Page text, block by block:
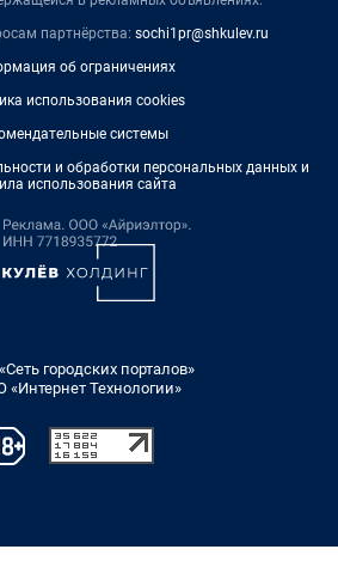
партнёрства: sochi1pr@shkulev.ru
об ограничениях
использования cookies
системы
и обработки персональных данных и
использования сайта
городских порталов»
Технологии»